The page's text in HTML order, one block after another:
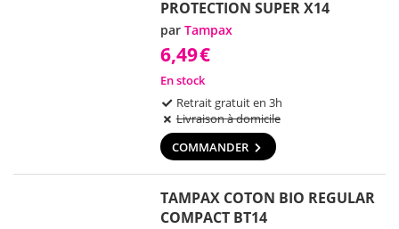
PROTECTION SUPER X14
parTampax
6,49€
En stock
Retrait gratuit en 3h
Livraison à domicile
COMMANDER
TAMPAX COTON BIO REGULAR
COMPACT BT14